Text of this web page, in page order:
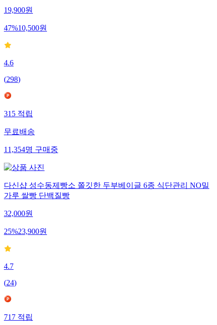
19,900원
47%10,500원
4.6
(298)
315적립
무료배송
11,354명구매중
다신샵 성수동제빵소 쫄깃한 두부베이글 6종 식단관리 NO밀
가루 쌀빵 단백질빵
32,000원
25%23,900원
4.7
(24)
717적립